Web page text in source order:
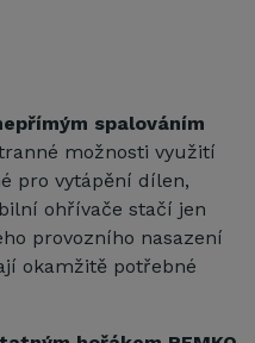
spalováním
možnosti využití
pro vytápění dílen,
ohřívače stačí jen
provozního nasazení
okamžitě potřebné